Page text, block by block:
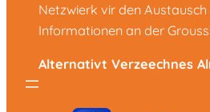
Netzwierk vir den
Informationen an der
Alternativt Verzeechnes